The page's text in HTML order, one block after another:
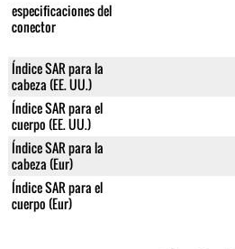
especificaciones del
conector
Índice SAR para la
cabeza (EE. UU.)
Índice SAR para el
cuerpo (EE. UU.)
Índice SAR para la
cabeza (Eur)
Índice SAR para el
cuerpo (Eur)